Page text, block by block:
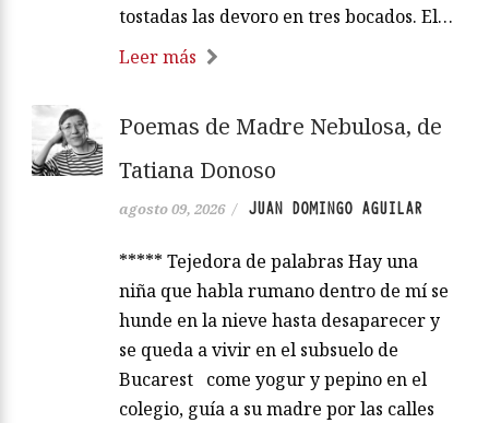
tostadas las devoro en tres bocados. El…
Leer más
Poemas de Madre Nebulosa, de
Tatiana Donoso
agosto 09, 2026 / JUAN DOMINGO AGUILAR
***** Tejedora de palabras Hay una
niña que habla rumano dentro de mí se
hunde en la nieve hasta desaparecer y
se queda a vivir en el subsuelo de
Bucarest come yogur y pepino en el
colegio, guía a su madre por las calles